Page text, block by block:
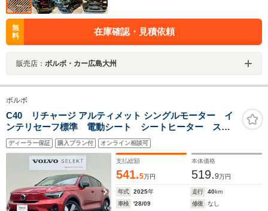
無
料
在庫確認・見積依頼
販売店： ボルボ・カー広島大州
ボルボ
C40 リチャージ アルティメット シングルモーター イ
ンテリセーフ標準 電動シート シートヒーター ステ
アリングホイールヒーター ハーマンカードンプレミア
ムオーディオ Googleナビ 360°カメラ ダストボック
ス ETC ガラスルーフ パワーテールゲート
ディーラー保証 購入プラン付 オンライン相談可
支払総額
541.5万円
本体価格
519.9万円
年式 2025年 走行 40km
車検
'28/09 修復
なし